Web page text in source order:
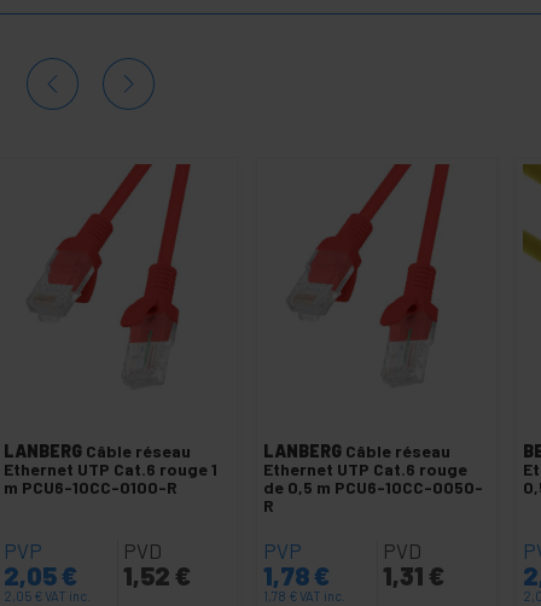
LANBERG Câble réseau
Ethernet UTP Cat.6 rouge 1
m PCU6-10CC-0100-R
PVP
2,05€
2,05 €VAT inc.
PVD
1,52 €
LANBERG Câble réseau
Ethernet UTP Cat.6 rouge
de 0,5 m PCU6-10CC-0050-
R
PVP
1,78€
1,78 €VAT inc.
PVD
1,31 €